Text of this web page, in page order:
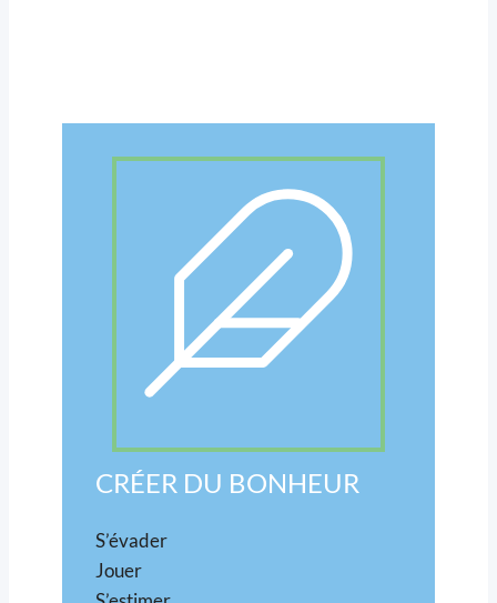
CRÉER DU BONHEUR
S’évader
Jouer